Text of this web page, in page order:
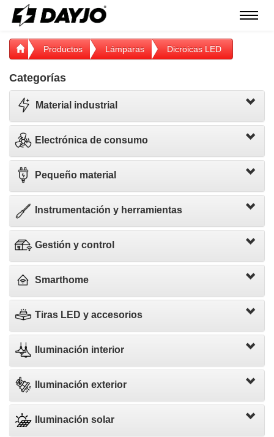
Menú
Productos Lámparas Dicroicas LED
Categorías
Material industrial
Electrónica de consumo
Pequeño material
Instrumentación y herramientas
Gestión y control
Smarthome
Tiras LED y accesorios
Iluminación interior
Iluminación exterior
Iluminación solar